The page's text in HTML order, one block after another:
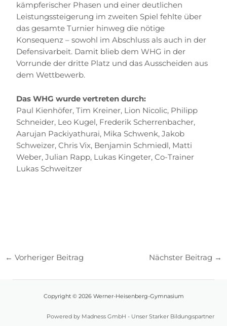
kämpferischer Phasen und einer deutlichen
Leistungssteigerung im zweiten Spiel fehlte über
das gesamte Turnier hinweg die nötige
Konsequenz – sowohl im Abschluss als auch in der
Defensivarbeit. Damit blieb dem WHG in der
Vorrunde der dritte Platz und das Ausscheiden aus
dem Wettbewerb.
Das WHG wurde vertreten durch:
Paul Kienhöfer, Tim Kreiner, Lion Nicolic, Philipp
Schneider, Leo Kugel, Frederik Scherrenbacher,
Aarujan Packiyathurai, Mika Schwenk, Jakob
Schweizer, Chris Vix, Benjamin Schmiedl, Matti
Weber, Julian Rapp, Lukas Kingeter, Co-Trainer
Lukas Schweitzer
← Vorheriger Beitrag Nächster Beitrag →
Copyright © 2026 Werner-Heisenberg-Gymnasium
Powered by Madness GmbH - Unser Starker Bildungspartner